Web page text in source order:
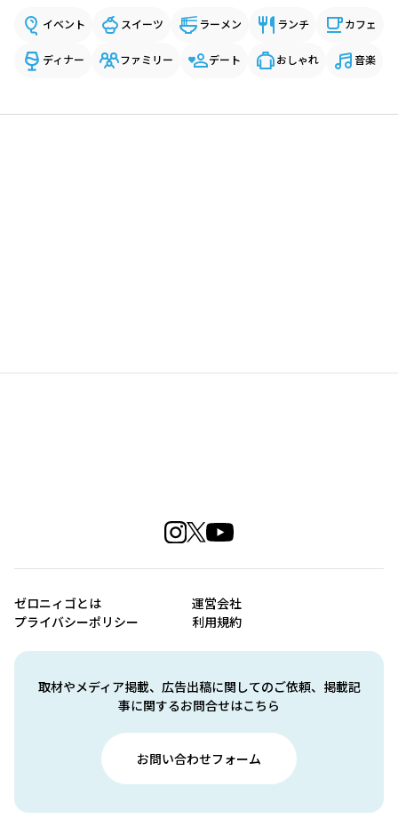
イベント スイーツ ラーメン ランチ カフェ
ディナー ファミリー デート おしゃれ 音楽
取材やメディア掲載、広告出稿に関してのご依頼、掲載記
事に関するお問合せはこちら
お問い合わせフォーム
ゼロニィゴとは
運営会社
プライバシーポリシー
利用規約